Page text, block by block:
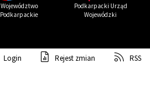
Województwo
Podkarpackie
Podkarpacki Urząd
Wojewódzki
Login Rejest zmian RSS